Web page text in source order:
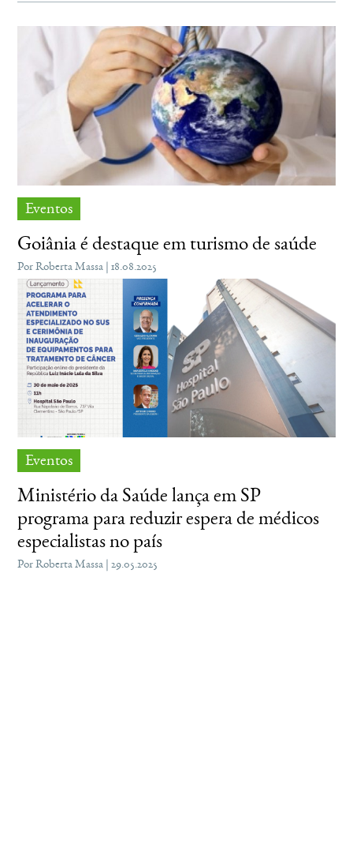
Eventos
Goiânia é destaque em turismo de saúde
Por Roberta Massa | 18.08.2025
Eventos
Ministério da Saúde lança em SP
programa para reduzir espera de médicos
especialistas no país
Por Roberta Massa | 29.05.2025